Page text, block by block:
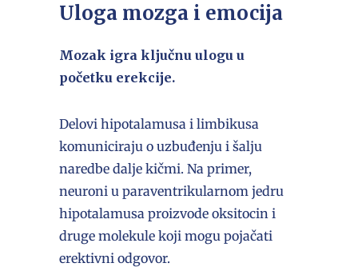
Uloga mozga i emocija
Mozak igra ključnu ulogu u
početku erekcije.
Delovi hipotalamusa i limbikusa
komuniciraju o uzbuđenju i šalju
naredbe dalje kičmi. Na primer,
neuroni u paraventrikularnom jedru
hipotalamusa proizvode oksitocin i
druge molekule koji mogu pojačati
erektivni odgovor.